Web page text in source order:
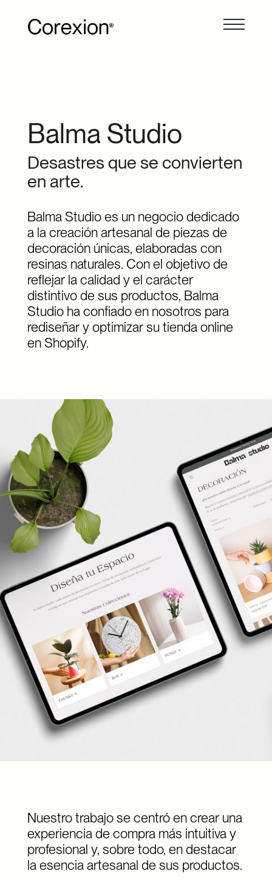
Balma Studio
Desastres que se convierten
en arte.
Balma Studio es un negocio dedicado
a la creación artesanal de piezas de
decoración únicas, elaboradas con
resinas naturales. Con el objetivo de
reflejar la calidad y el carácter
distintivo de sus productos, Balma
Studio ha confiado en nosotros para
rediseñar y optimizar su tienda online
en Shopify.
Nuestro trabajo se centró en crear una
experiencia de compra más intuitiva y
profesional y, sobre todo, en destacar
la esencia artesanal de sus productos.